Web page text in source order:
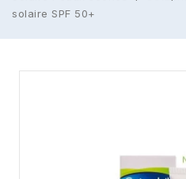
solaire SPF 50+